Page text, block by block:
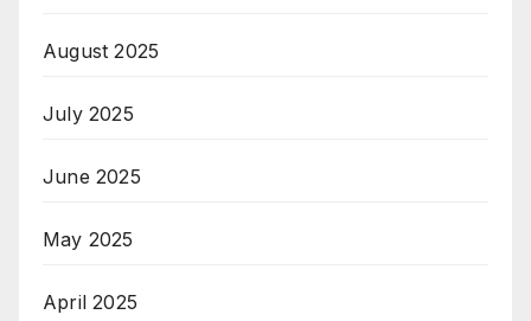
August 2025
July 2025
June 2025
May 2025
April 2025